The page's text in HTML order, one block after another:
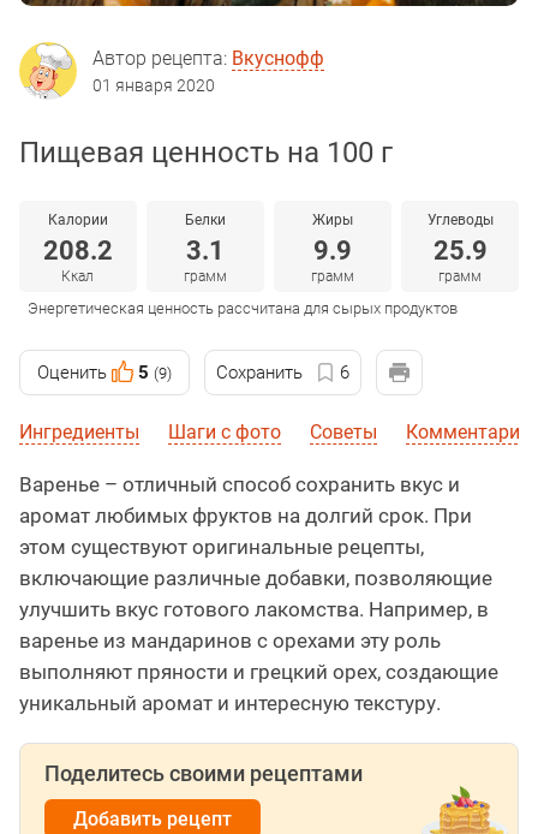
Автор рецепта: Вкуснофф
01 января 2020
Пищевая ценность на 100 г
Калории
208.2
Ккал
Белки
3.1
грамм
Жиры
9.9
грамм
Углеводы
25.9
грамм
Энергетическая ценность рассчитана для сырых продуктов
Оценить 5 (9) Сохранить 6
Ингредиенты Шаги с фото Советы Комментарии
Варенье – отличный способ сохранить вкус и
аромат любимых фруктов на долгий срок. При
этом существуют оригинальные рецепты,
включающие различные добавки, позволяющие
улучшить вкус готового лакомства. Например, в
варенье из мандаринов с орехами эту роль
выполняют пряности и грецкий орех, создающие
уникальный аромат и интересную текстуру.
Поделитесь своими рецептами
Добавить рецепт